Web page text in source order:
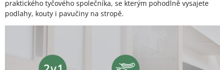
praktického tyčového společníka, se kterým pohodlně vysajete
podlahy, kouty i pavučiny na stropě.